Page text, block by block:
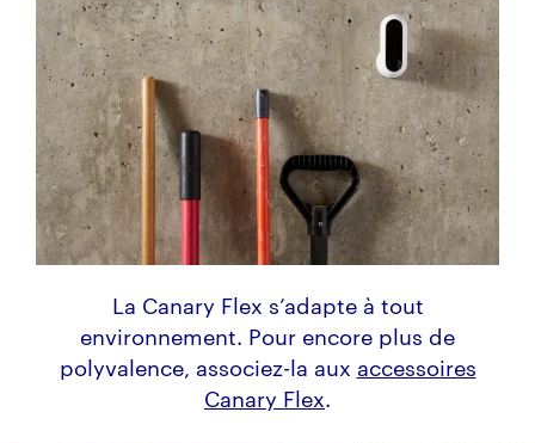
La Canary Flex s’adapte à tout
environnement. Pour encore plus de
polyvalence, associez-la aux accessoires
Canary Flex.